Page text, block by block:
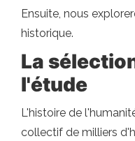
Ensuite, nous
historique.
La
l'étude
L'histoire de
collectif de milliers